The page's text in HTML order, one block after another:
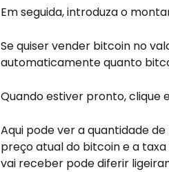
Em seguida, introduza o
Se quiser vender bitcoin no
automaticamente quanto
Quando estiver pronto, clique
Aqui pode ver a quantidade
preço atual do bitcoin e a
vai receber pode diferir